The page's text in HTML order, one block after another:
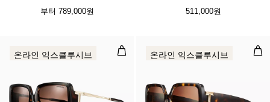
부터 789,000원
511,000원
선글라스 톨토이즈 아세테이트, 브
온라인 익스클루시브 선
온라인 익스클루시브